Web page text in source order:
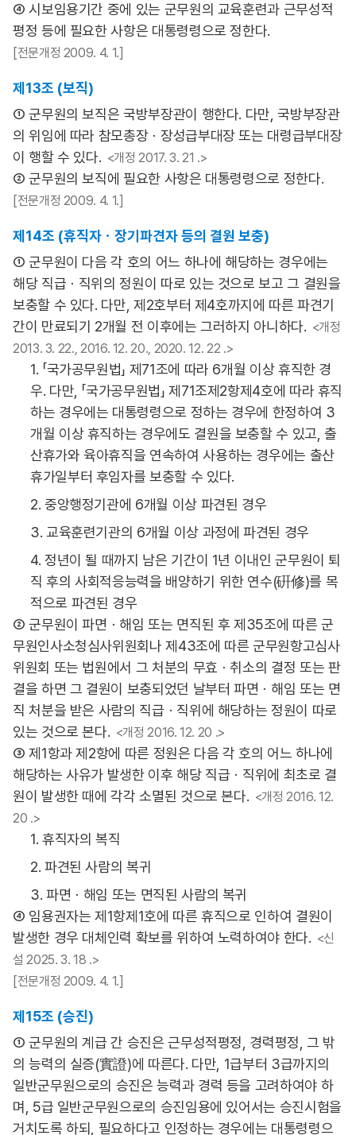
④ 시보임용기간 중에 있는 군무원의 교육훈련과 근무성적
평정 등에 필요한 사항은 대통령령으로 정한다.
[전문개정 2009. 4. 1.]
제13조 (보직)
① 군무원의 보직은 국방부장관이 행한다. 다만, 국방부장관
의 위임에 따라 참모총장ㆍ장성급부대장 또는 대령급부대장
이 행할 수 있다. <개정 2017. 3. 21 .>
② 군무원의 보직에 필요한 사항은 대통령령으로 정한다.
[전문개정 2009. 4. 1.]
제14조 (휴직자ㆍ장기파견자 등의 결원 보충)
① 군무원이 다음 각 호의 어느 하나에 해당하는 경우에는
해당 직급ㆍ직위의 정원이 따로 있는 것으로 보고 그 결원을
보충할 수 있다. 다만, 제2호부터 제4호까지에 따른 파견기
간이 만료되기 2개월 전 이후에는 그러하지 아니하다. <개정
2013. 3. 22., 2016. 12. 20., 2020. 12. 22 .>
1. 「국가공무원법」 제71조에 따라 6개월 이상 휴직한 경
우. 다만, 「국가공무원법」 제71조제2항제4호에 따라 휴직
하는 경우에는 대통령령으로 정하는 경우에 한정하여 3
개월 이상 휴직하는 경우에도 결원을 보충할 수 있고, 출
산휴가와 육아휴직을 연속하여 사용하는 경우에는 출산
휴가일부터 후임자를 보충할 수 있다.
2. 중앙행정기관에 6개월 이상 파견된 경우
3. 교육훈련기관의 6개월 이상 과정에 파견된 경우
4. 정년이 될 때까지 남은 기간이 1년 이내인 군무원이 퇴
직 후의 사회적응능력을 배양하기 위한 연수(硏修)를 목
적으로 파견된 경우
② 군무원이 파면ㆍ해임 또는 면직된 후 제35조에 따른 군
무원인사소청심사위원회나 제43조에 따른 군무원항고심사
위원회 또는 법원에서 그 처분의 무효ㆍ취소의 결정 또는 판
결을 하면 그 결원이 보충되었던 날부터 파면ㆍ해임 또는 면
직 처분을 받은 사람의 직급ㆍ직위에 해당하는 정원이 따로
있는 것으로 본다. <개정 2016. 12. 20 .>
③ 제1항과 제2항에 따른 정원은 다음 각 호의 어느 하나에
해당하는 사유가 발생한 이후 해당 직급ㆍ직위에 최초로 결
원이 발생한 때에 각각 소멸된 것으로 본다. <개정 2016. 12.
20 .>
1. 휴직자의 복직
2. 파견된 사람의 복귀
3. 파면ㆍ해임 또는 면직된 사람의 복귀
④ 임용권자는 제1항제1호에 따른 휴직으로 인하여 결원이
발생한 경우 대체인력 확보를 위하여 노력하여야 한다. <신
설 2025. 3. 18 .>
[전문개정 2009. 4. 1.]
제15조 (승진)
① 군무원의 계급 간 승진은 근무성적평정, 경력평정, 그 밖
의 능력의 실증(實證)에 따른다. 다만, 1급부터 3급까지의
일반군무원으로의 승진은 능력과 경력 등을 고려하여야 하
며, 5급 일반군무원으로의 승진임용에 있어서는 승진시험을
거치도록 하되, 필요하다고 인정하는 경우에는 대통령령으